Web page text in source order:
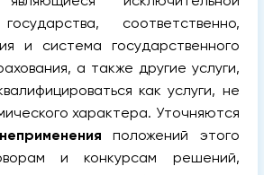
соответственно,
и система государственного
а также другие услуги,
как услуги, не
характера. Уточняются
неприменения положений этого
и конкурсам решений,